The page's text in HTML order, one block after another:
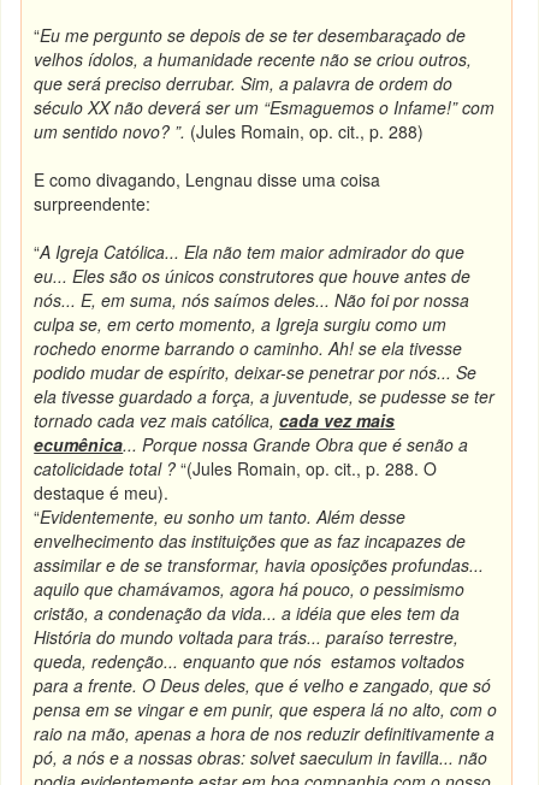
“Eu me pergunto se depois de se ter desembaraçado de
velhos ídolos, a humanidade recente não se criou outros,
que será preciso derrubar. Sim, a palavra de ordem do
século XX não deverá ser um “Esmaguemos o Infame!” com
um sentido novo? ”. (Jules Romain, op. cit., p. 288)
E como divagando, Lengnau disse uma coisa
surpreendente:
“A Igreja Católica... Ela não tem maior admirador do que
eu... Eles são os únicos construtores que houve antes de
nós... E, em suma, nós saímos deles... Não foi por nossa
culpa se, em certo momento, a Igreja surgiu como um
rochedo enorme barrando o caminho. Ah! se ela tivesse
podido mudar de espírito, deixar-se penetrar por nós... Se
ela tivesse guardado a força, a juventude, se pudesse se ter
tornado cada vez mais católica,cada vez mais
ecumênica... Porque nossa Grande Obra que é senão a
catolicidade total ? “(Jules Romain, op. cit., p. 288. O
destaque é meu).
“Evidentemente, eu sonho um tanto. Além desse
envelhecimento das instituições que as faz incapazes de
assimilar e de se transformar, havia oposições profundas...
aquilo que chamávamos, agora há pouco, o pessimismo
cristão, a condenação da vida... a idéia que eles tem da
História do mundo voltada para trás... paraíso terrestre,
queda, redenção... enquanto que nós estamos voltados
para a frente. O Deus deles, que é velho e zangado, que só
pensa em se vingar e em punir, que espera lá no alto, com o
raio na mão, apenas a hora de nos reduzir definitivamente a
pó, a nós e a nossas obras: solvet saeculum in favilla... não